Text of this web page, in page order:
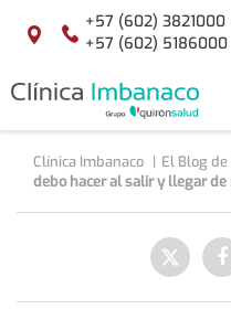
Localización
+57 (602) 3821000
+57 (602) 5186000
Clínica Imbanaco El Blog
debo hacer al salir y llegar
a